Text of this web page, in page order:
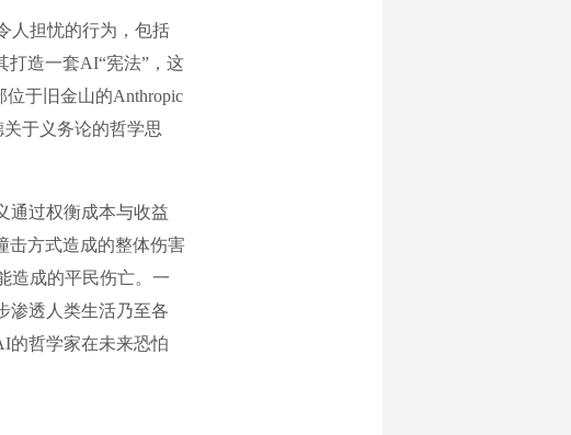
担忧的行为，包括
打造一套AI“宪法”，这
于旧金山的Anthropic
于义务论的哲学思
过权衡成本与收益
击方式造成的整体伤害
造成的平民伤亡。一
渗透人类生活乃至各
的哲学家在未来恐怕